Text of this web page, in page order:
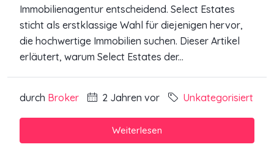
Immobilienagentur entscheidend. Select Estates
sticht als erstklassige Wahl für diejenigen hervor,
die hochwertige Immobilien suchen. Dieser Artikel
erläutert, warum Select Estates der...
durch Broker 2 Jahren vor Unkategorisiert
Weiterlesen